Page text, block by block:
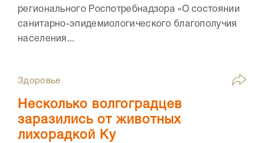
регионального Роспотребнадзора «О состоянии
санитарно-эпидемиологического благополучия
населения...
Здоровье
Несколько волгоградцев
заразились от животных
лихорадкой Ку